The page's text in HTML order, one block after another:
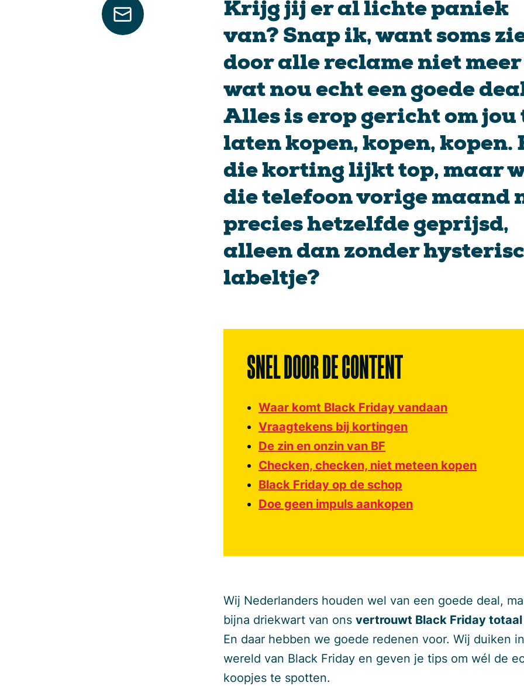
Krijg jij er al lichte paniek
van? Snap ik, want soms
door alle reclame niet meer
wat nou echt een goede
Alles is erop gericht om jou
laten kopen, kopen, kopen.
die korting lijkt top, maar
die telefoon vorige maand
precies hetzelfde geprijsd,
alleen dan zonder
labeltje?
SNEL DOOR DE CONTENT
Waar komt Black Friday vandaan
Vraagtekens bij kortingen
De zin en onzin van BF
Checken, checken, niet meteen kopen
Black Friday op de schop
Doe geen impuls aankopen
Wij Nederlanders houden wel van een goede deal,
bijna driekwart van ons vertrouwt Black Friday
En daar hebben we goede redenen voor. Wij duiken
wereld van Black Friday en geven je tips om wél de
koopjes te spotten.